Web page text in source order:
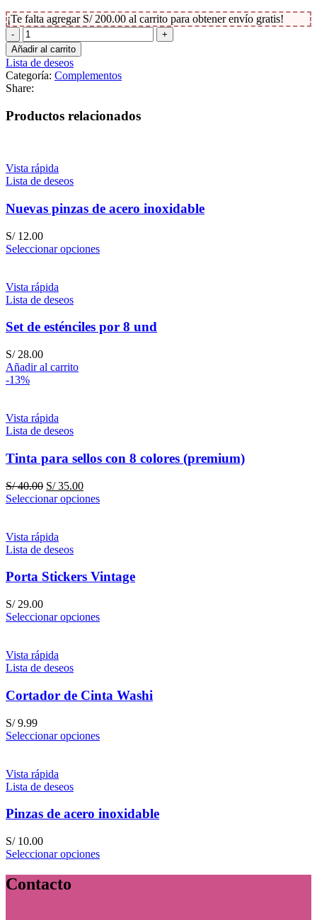
¡Te falta agregar S/200.00 al carrito para obtener envío gratis!
Clip
Mariposa
cantidad
Añadir al carrito
Lista de deseos
Categoría: Complementos
Share:
Productos relacionados
Vista rápida
Lista de deseos
Nuevas pinzas de acero inoxidable
S/12.00
Seleccionar opciones
Vista rápida
Lista de deseos
Set de esténciles por 8 und
S/28.00
Añadir al carrito
-13%
Vista rápida
Lista de deseos
Tinta para sellos con 8 colores (premium)
S/40.00 El
precio
S/ 40.00.
S/35.00El
precio
Seleccionar opciones
Vista rápida
Lista de deseos
Porta Stickers Vintage
S/29.00
Seleccionar opciones
Vista rápida
Lista de deseos
Cortador de Cinta Washi
S/9.99
Seleccionar opciones
Vista rápida
Lista de deseos
Pinzas de acero inoxidable
S/10.00
Seleccionar opciones
Contacto